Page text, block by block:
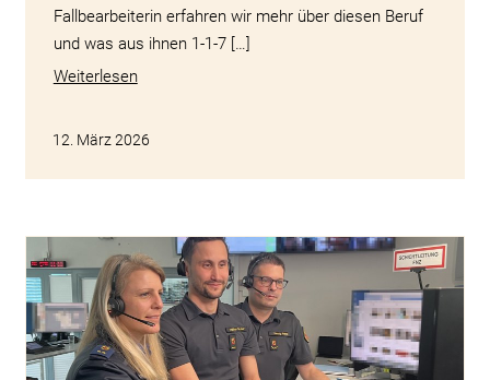
Fallbearbeiterin erfahren wir mehr über diesen Beruf
und was aus ihnen 1-1-7 […]
Weiterlesen
12. März 2026